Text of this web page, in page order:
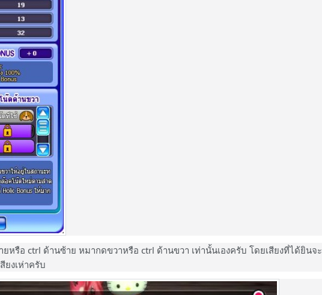
หรือ ctrl ด้านซ้าย หมากดขวาหรือ ctrl ด้านขวา เท่านั้นเองครับ โดยเสียงที่ได้ยินจะ
ยงเห่าครับ